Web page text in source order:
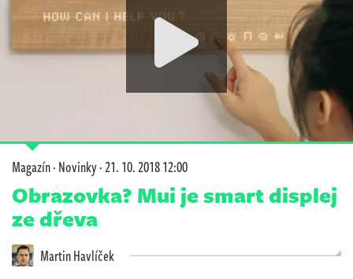
Soutěže
Magazín·Novinky·21. 10. 2018 12:00
Obrazovka? Mui je smart displej
ze dřeva
Martin Havlíček